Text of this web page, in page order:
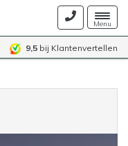
Menu
9,5 bij Klantenvertellen